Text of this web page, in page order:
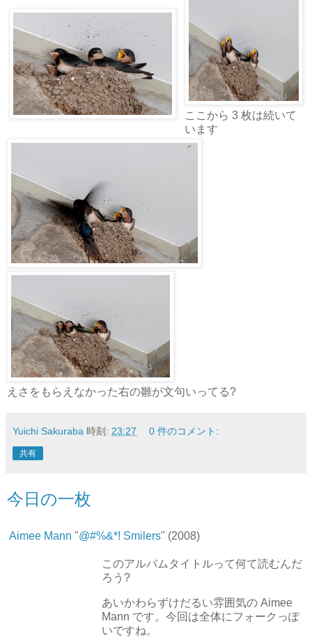
ここから 3 枚は続いて
います
えさをもらえなかった右の雛が文句いってる?
Yuichi Sakuraba 時刻: 23:27 0 件のコメント:
共有
今日の一枚
Aimee Mann "@#%&*! Smilers" (2008)
このアルバムタイトルって何て読むんだ
ろう?
あいかわらずけだるい雰囲気の Aimee
Mann です。今回は全体にフォークっぽ
いですね。